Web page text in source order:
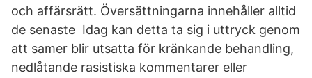
och affärsrätt. Översättningarna innehåller alltid
de senaste Idag kan detta ta sig i uttryck genom
att samer blir utsatta för kränkande behandling,
nedlåtande rasistiska kommentarer eller